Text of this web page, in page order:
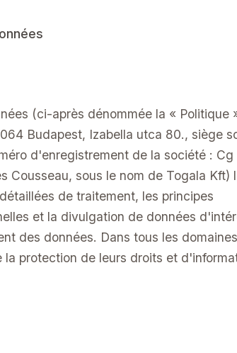
(ci-après dénommée la « Politique
Budapest, Izabella utca 80., siège
d'enregistrement de la société :
sous le nom de Togala Kft)
de traitement, les principes
et la divulgation de données
des données. Dans tous les
protection de leurs droits et